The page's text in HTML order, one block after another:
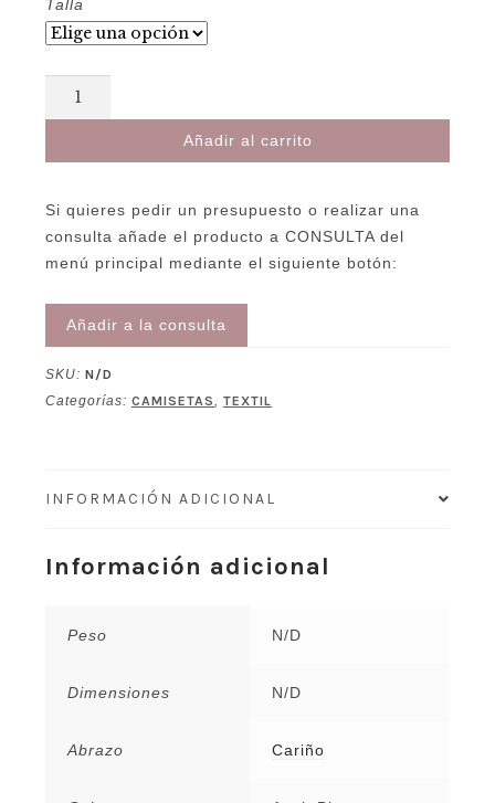
Talla
Camiseta
Añadir al carrito
Si quieres pedir un presupuesto o realizar una
consulta añade el producto a CONSULTA del
menú principal mediante el siguiente botón:
Añadir a la consulta
SKU: N/D
Categorías: CAMISETAS, TEXTIL
INFORMACIÓN ADICIONAL
Información adicional
Peso N/D
Dimensiones N/D
Abrazo Cariño